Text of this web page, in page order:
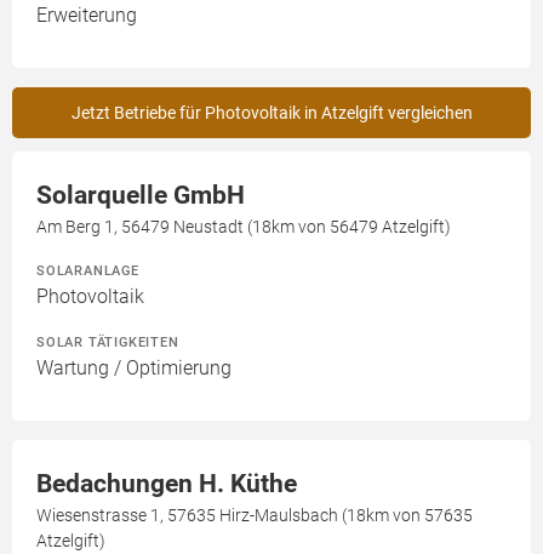
Erweiterung
Jetzt Betriebe für Photovoltaik in Atzelgift vergleichen
Solarquelle GmbH
Am Berg 1, 56479 Neustadt (18km von 56479 Atzelgift)
SOLARANLAGE
Photovoltaik
SOLAR TÄTIGKEITEN
Wartung / Optimierung
Bedachungen H. Küthe
Wiesenstrasse 1, 57635 Hirz-Maulsbach (18km von 57635
Atzelgift)